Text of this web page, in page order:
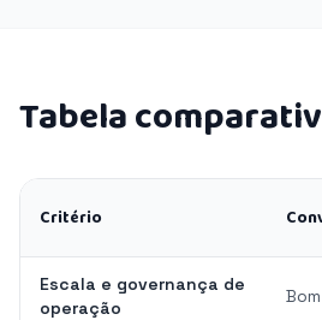
Tabela
Critério
Escala e governança de
operação
Bom